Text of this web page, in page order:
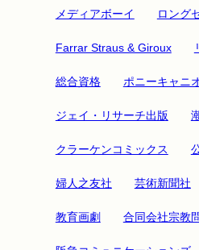
メディアボーイ ロング
Farrar Straus & Giroux
総合資格 ポニーキャニ
ジェイ・リサーチ出版
クラーケンコミックス
婦人之友社 芸術新聞社
教育画劇 合同会社宗教